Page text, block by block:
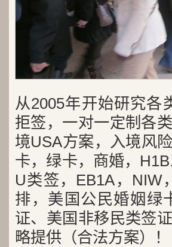
从2005年开始研究各
拒签，一对一定制各
境USA方案，入境风
卡，绿卡，商婚，
U类签，EB1A，NIW
排，美国公民婚姻绿
证、美国非移民类签
略提供（合法方案）！